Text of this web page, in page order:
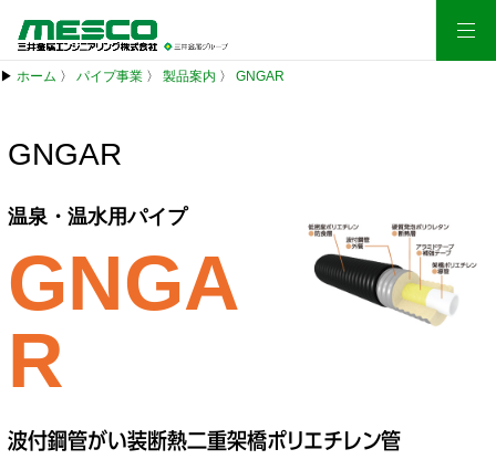
▶ ホーム 〉 パイプ事業 〉 製品案内 〉 GNGAR
GNGAR
温泉・温水用パイプ
GNGA
R
波付鋼管がい装断熱二重架橋ポリエチレン管